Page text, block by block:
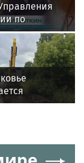
по
области
передачи в
новых